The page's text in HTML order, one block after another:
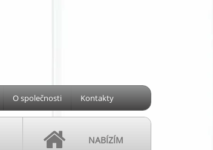
O společnosti Kontakty
NABÍZÍM